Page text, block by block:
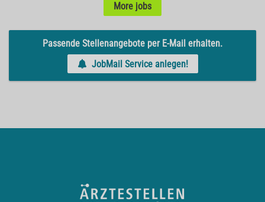
More jobs
Passende Stellenangebote per E-Mail erhalten.
JobMail Service anlegen!